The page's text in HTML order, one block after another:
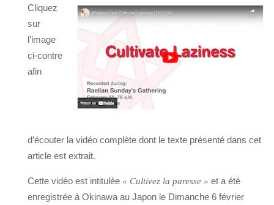
Cliquez
sur
l’image
ci-contre
afin
d’écouter la vidéo complète dont le texte présenté dans cet
article est extrait.
Cette vidéo est intitulée « Cultivez la paresse » et a été
enregistrée à Okinawa au Japon le Dimanche 6 février